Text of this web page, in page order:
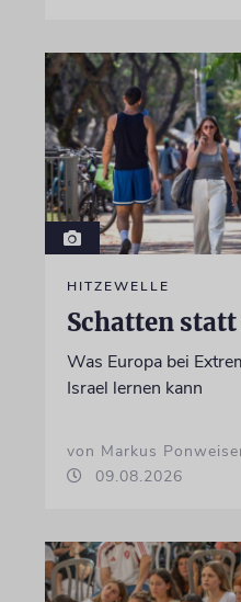
HITZEWELLE
Schatten
Was Europa bei
Israel lernen kann
von Markus
09.08.2026